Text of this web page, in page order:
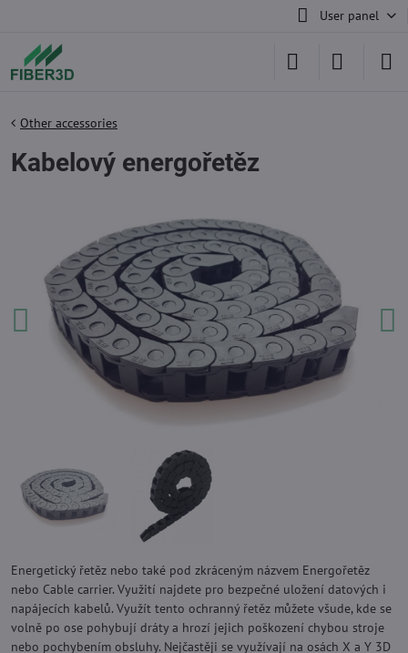
User panel
Other accessories
Kabelový energořetěz
Energetický řetěz nebo také pod zkráceným názvem Energořetěz
nebo Cable carrier. Využití najdete pro bezpečné uložení datových i
napájecích kabelů. Využít tento ochranný řetěz můžete všude, kde se
volně po ose pohybují dráty a hrozí jejich poškození chybou stroje
nebo pochybením obsluhy. Nejčastěji se využívají na osách X a Y 3D